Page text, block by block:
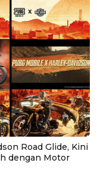
Road Glide, Kini
dengan Motor